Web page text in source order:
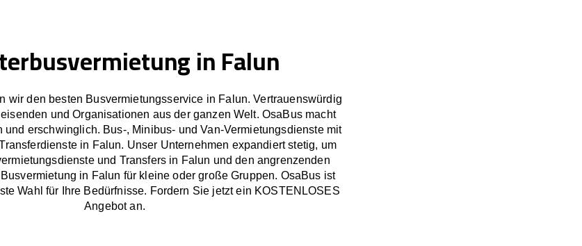
in Falun
wir den besten Busvermietungsservice in Falun. Vertrauenswürdig
und Organisationen aus der ganzen Welt. OsaBus macht
und erschwinglich. Bus-, Minibus- und Van-Vermietungsdienste mit
in Falun. Unser Unternehmen expandiert stetig, um
und Transfers in Falun und den angrenzenden
in Falun für kleine oder große Gruppen. OsaBus ist
Wahl für Ihre Bedürfnisse. Fordern Sie jetzt ein KOSTENLOSES
Angebot an.